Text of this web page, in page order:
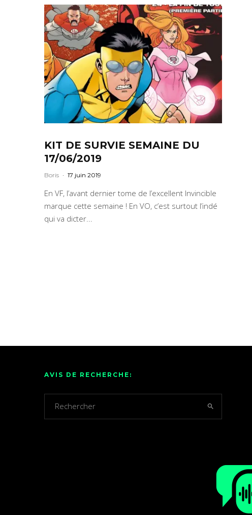
KIT DE SURVIE SEMAINE DU
17/06/2019
Boris · 17 juin 2019
En VF, l’avant dernier tome de l’excellent Invincible
marque cette semaine ! En VO, c’est surtout l’indé
qui va dicter...
AVIS DE RECHERCHE: